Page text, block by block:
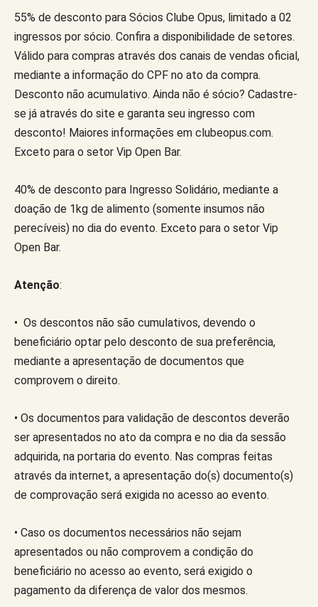
55% de desconto para Sócios Clube Opus, limitado a 02
ingressos por sócio. Confira a disponibilidade de setores.
Válido para compras através dos canais de vendas oficial,
mediante a informação do CPF no ato da compra.
Desconto não acumulativo. Ainda não é sócio? Cadastre-
se já através do site e garanta seu ingresso com
desconto! Maiores informações em clubeopus.com.
Exceto para o setor Vip Open Bar.
40% de desconto para Ingresso Solidário, mediante a
doação de 1kg de alimento (somente insumos não
perecíveis) no dia do evento. Exceto para o setor Vip
Open Bar.
Atenção:
• Os descontos não são cumulativos, devendo o
beneficiário optar pelo desconto de sua preferência,
mediante a apresentação de documentos que
comprovem o direito.
• Os documentos para validação de descontos deverão
ser apresentados no ato da compra e no dia da sessão
adquirida, na portaria do evento. Nas compras feitas
através da internet, a apresentação do(s) documento(s)
de comprovação será exigida no acesso ao evento.
• Caso os documentos necessários não sejam
apresentados ou não comprovem a condição do
beneficiário no acesso ao evento, será exigido o
pagamento da diferença de valor dos mesmos.